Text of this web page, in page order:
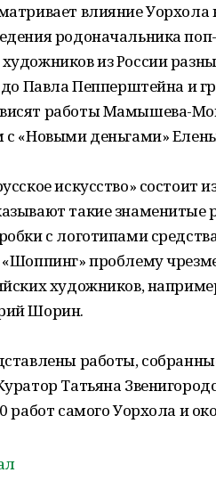
влияние Уорхола
родоначальника
из России
до Павла Пепперштейна и
работы Мамышева-
с «Новыми деньгами»
искусство» состоит
такие знаменитые
с логотипами
проблему
художников,
Шорин.
работы,
Татьяна
работ самого Уорхола и